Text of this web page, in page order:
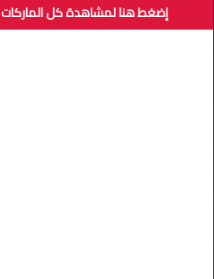
إضغط هنا لمشاهدة كل الماركات